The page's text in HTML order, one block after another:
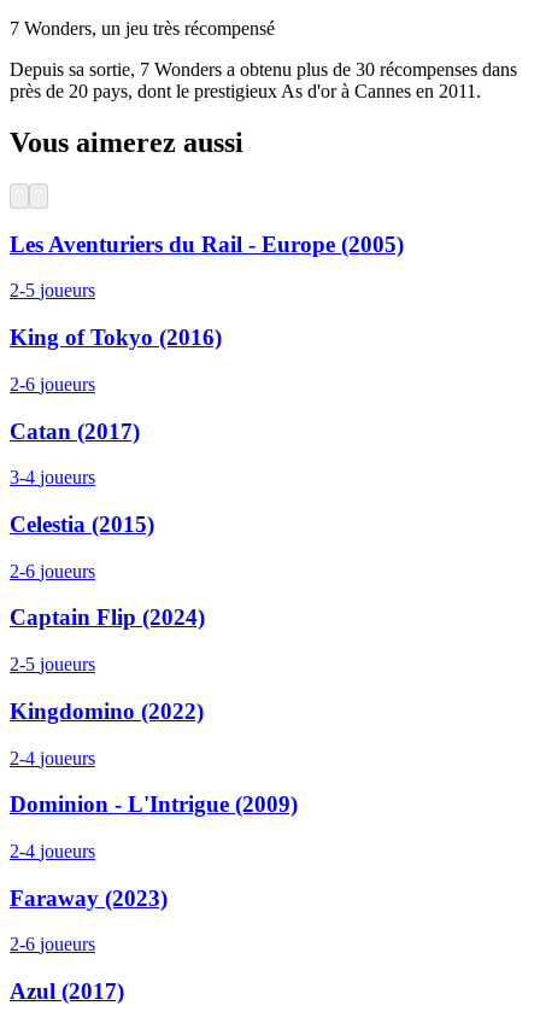
7 Wonders, un jeu très récompensé
Depuis sa sortie, 7 Wonders a obtenu plus de 30 récompenses dans
près de 20 pays, dont le prestigieux As d'or à Cannes en 2011.
Vous aimerez aussi
Les Aventuriers du Rail - Europe (2005)
2-5 joueurs
King of Tokyo (2016)
2-6 joueurs
Catan (2017)
3-4 joueurs
Celestia (2015)
2-6 joueurs
Captain Flip (2024)
2-5 joueurs
Kingdomino (2022)
2-4 joueurs
Dominion - L'Intrigue (2009)
2-4 joueurs
Faraway (2023)
2-6 joueurs
Azul (2017)